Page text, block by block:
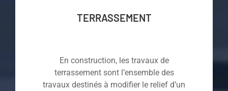
TERRASSEMENT
En construction, les travaux de
terrassement sont l’ensemble des
travaux destinés à modifier le relief d’un